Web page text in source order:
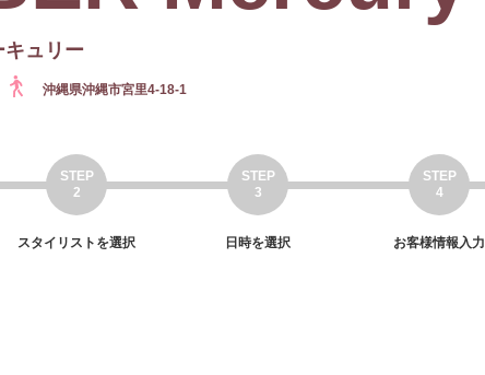
キュリー
沖縄県沖縄市宮里4-18-1
スタイリストを選択 日時を選択 お客様情報入力